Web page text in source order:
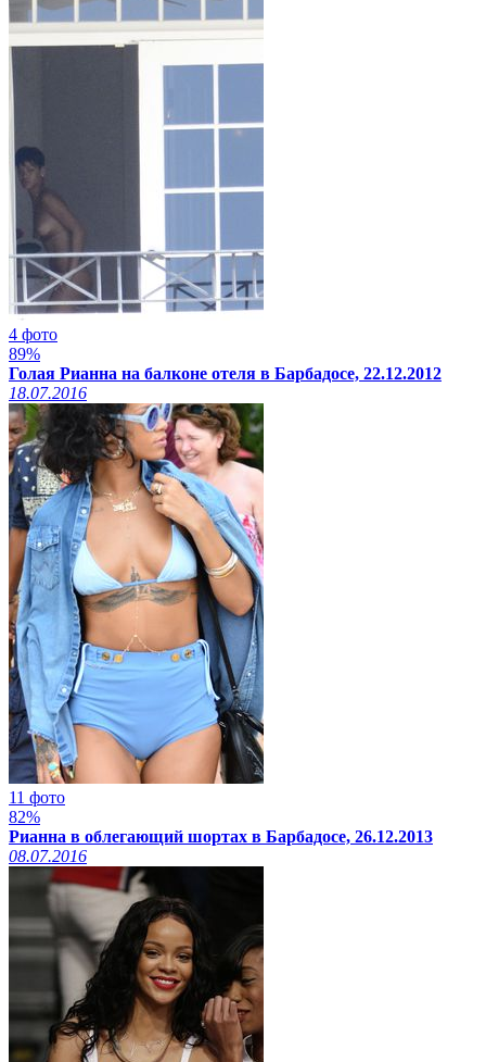
4 фото
89%
Голая Рианна на балконе отеля в Барбадосе, 22.12.2012
18.07.2016
11 фото
82%
Рианна в облегающий шортах в Барбадосе, 26.12.2013
08.07.2016